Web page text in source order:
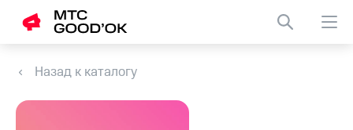
Назад к каталогу